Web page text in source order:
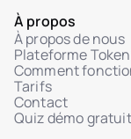
À propos
À propos de nous
Plateforme
Comment
Tarifs
Contact
Quiz démo